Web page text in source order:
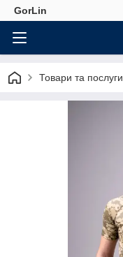
GorLin
Товари та послуги